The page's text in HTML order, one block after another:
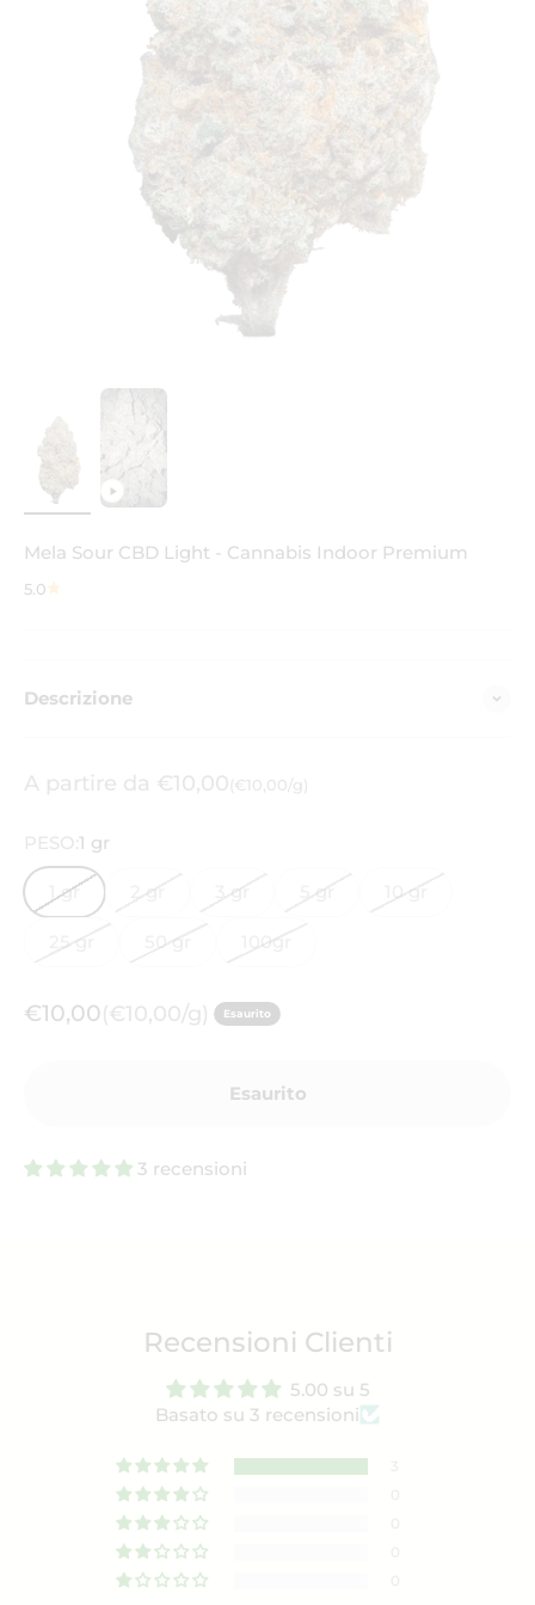
Mela Sour CBD Light - Cannabis Indoor Premium
5.0
Descrizione
Prezzo scontato
A partire da €10,00(€10,00/g)
PESO:1 gr
1 gr 2 gr 3 gr 5 gr 10 gr
25 gr 50 gr 100gr
Prezzo scontato
€10,00(€10,00/g) Esaurito
Esaurito
3 recensioni
Recensioni Clienti
5.00 su 5
Basato su 3 recensioni